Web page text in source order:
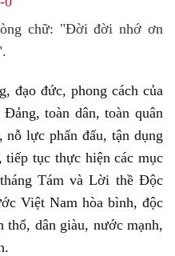
chữ: "Đời đời nhớ ơn
đạo đức, phong cách của
toàn dân, toàn quân
nỗ lực phấn đấu, tận dụng
tục thực hiện các mục
Tám và Lời thề Độc
Việt Nam hòa bình, độc
thổ, dân giàu, nước mạnh,